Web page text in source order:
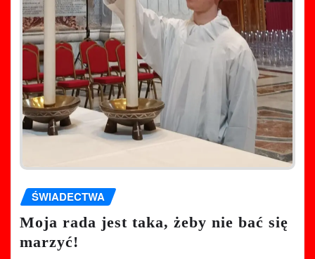
ŚWIADECTWA
Moja rada jest taka, żeby nie bać się
marzyć!